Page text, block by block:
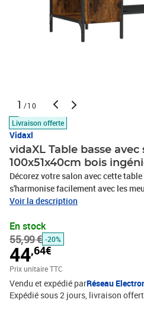
1 /10
Livraison offerte
Vidaxl
vidaXL Table basse
100x51x40cm bois
Décorez votre salon avec cette
s'harmonise facilement avec les
maison. Matériau durable : le bois
résistance, stabilité et résistance à
d’ingénierie, le bout de canapé est
de rangement : avec un support sur
dessus de table, la table d'appoint
rangement pour garder vos
et d'autres objets indispensables au
portée de main.Dessus robuste : le
Voir la description
En stock
55,99 € -20%
44,64€
Prix unitaire TTC
Vendu et expédié parRéseau
Expédié sous 2 jours livraison